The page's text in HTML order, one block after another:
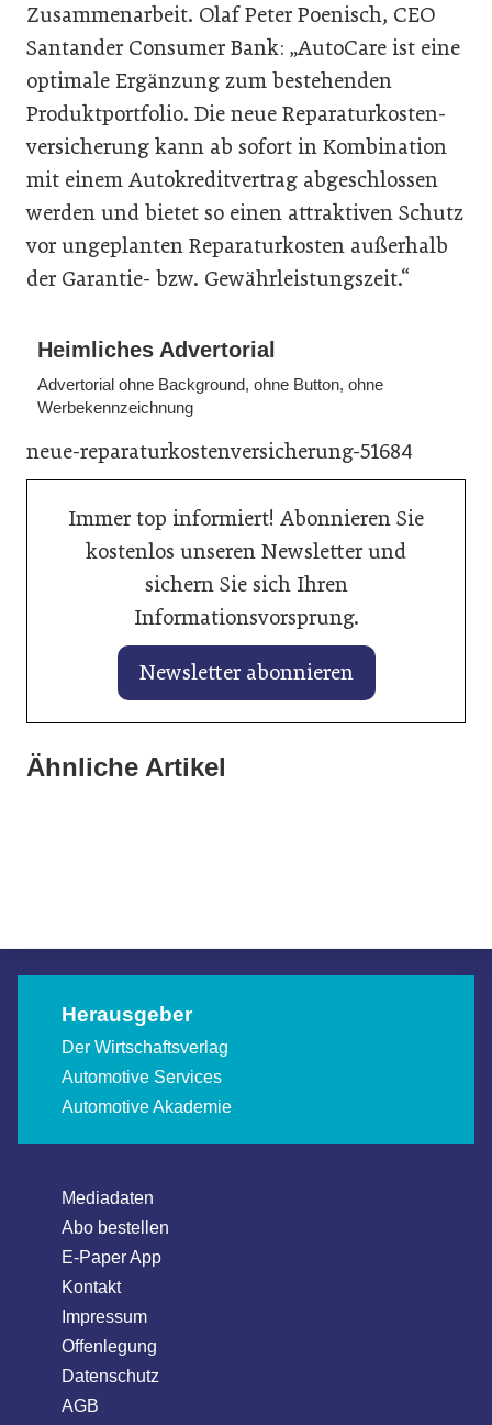
Zusammenarbeit. Olaf Peter Poenisch, CEO
Santander Consumer Bank: „AutoCare ist eine
optimale Ergänzung zum bestehenden
Produktportfolio. Die neue Reparaturkosten-
versicherung kann ab sofort in Kombination
mit einem Autokreditvertrag abgeschlossen
werden und bietet so einen attraktiven Schutz
vor ungeplanten Reparaturkosten außerhalb
der Garantie- bzw. Gewährleistungszeit.“
Heimliches Advertorial
Advertorial ohne Background, ohne Button, ohne
Werbekennzeichnung
neue-reparaturkostenversicherung-51684
Immer top informiert! Abonnieren Sie
kostenlos unseren Newsletter und
sichern Sie sich Ihren
Informationsvorsprung.
Newsletter abonnieren
Ähnliche Artikel
28. Januar 2026
KI hilft beim perfekten Fahrzeuginserat
Volkswagen, SEAT und CUPRA starten
Herausgeber
Der Wirtschaftsverlag
Automotive Services
Automotive Akademie
Mediadaten
Abo bestellen
E-Paper App
Kontakt
Impressum
Offenlegung
Datenschutz
AGB